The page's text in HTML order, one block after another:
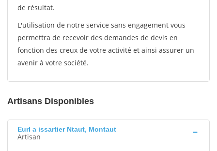
de résultat.
L'utilisation de notre service sans engagement vous
permettra de recevoir des demandes de devis en
fonction des creux de votre activité et ainsi assurer un
avenir à votre société.
Artisans Disponibles
Eurl a issartier Ntaut, Montaut
Artisan